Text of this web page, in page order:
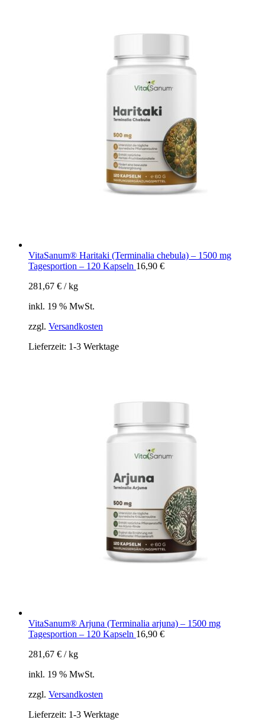
VitaSanum® Haritaki (Terminalia chebula) – 1500 mg
Tagesportion – 120 Kapseln 16,90 €
281,67 € /kg
inkl. 19 % MwSt.
zzgl. Versandkosten
Lieferzeit: 1-3 Werktage
VitaSanum® Arjuna (Terminalia arjuna) – 1500 mg
Tagesportion – 120 Kapseln 16,90 €
281,67 € /kg
inkl. 19 % MwSt.
zzgl. Versandkosten
Lieferzeit: 1-3 Werktage